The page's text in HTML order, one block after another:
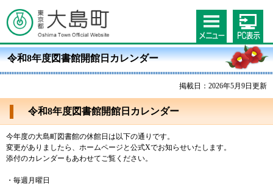
令和8年度図書館開館日カレンダー
掲載日：2026年5月9日更新
令和8年度図書館開館日カレンダー
今年度の大島町図書館の休館日は以下の通りです。
変更がありましたら、ホームページと公式Xでお知らせいたします。
添付のカレンダーもあわせてご覧ください。
・毎週月曜日